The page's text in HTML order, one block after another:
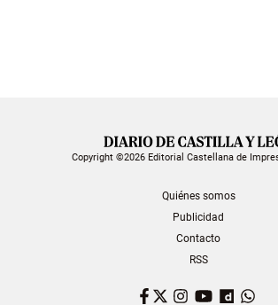
Copyright ©2026 Editorial Castellana de
Quiénes somos
Publicidad
Contacto
RSS
Facebook
TwitterInstagram
YouTube